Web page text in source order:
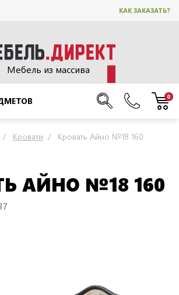
КАК ЗАКАЗАТЬ?
Мебель из массива
0
Кровати Кровать Айно №18 160
АЙНО №18 160